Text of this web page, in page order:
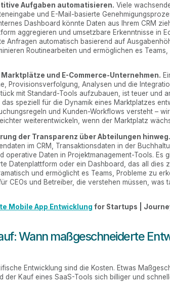
Aufgaben automatisieren. Viele
und E-Mail-basierte
Dashboard könnte Daten aus Ihrem CRM
aggregieren und umsetzbare Erkenntnisse in
Anfragen automatisch basierend auf
Routinearbeiten und ermöglichen es
und E-Commerce-Unternehmen.
Provisionsverfolgung, Analysen und die
mit Standard-Tools aufzubauen, ist teuer und
speziell für die Dynamik eines Marktplatzes
und Kunden-Workflows versteht –
weiterentwickeln, wenn der Marktplatz
der Transparenz über Abteilungen hinweg.
im CRM, Transaktionsdaten in der
operative Daten in Projektmanagement-Tools. Es
Datenplattform oder ein Dashboard, das all dies
und ermöglicht es Teams, Probleme zu
CEOs und Betreiber, die verstehen müssen, was
Mobile App Entwicklung for Startups |
Wann maßgeschneiderte
Entwicklung sind die Kosten. Etwas
Kauf eines SaaS-Tools sich billiger und